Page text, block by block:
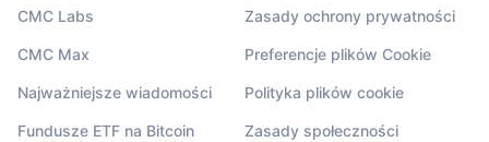
CMC Labs
CMC Max
Najważniejsze wiadomości
Fundusze ETF na Bitcoin
Zasady ochrony prywatności
Preferencje plików Cookie
Polityka plików cookie
Zasady społeczności